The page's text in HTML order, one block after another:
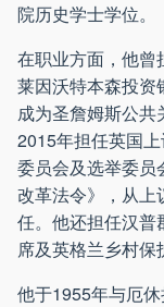
院历史学士学位。
在职业方面，他曾
莱因沃特本森投资
成为圣詹姆斯公
2015年担任英国
委员会及选举委
改革法令》，从上
任。他还担任汉普
席及英格兰乡村保
他于1955年与厄休